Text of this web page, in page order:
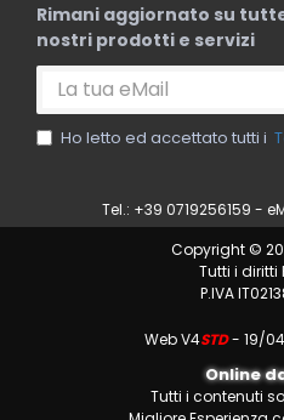
Rimani aggiornato su
nostri prodotti e servizi
Ho letto ed accettato tutti i
Tel.: +39 0719256159 -
Copyright ©
Tutti i diritti
P.IVA
Web V4STD- 19/
Online
Tutti i contenuti